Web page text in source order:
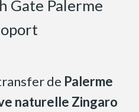
Gate Palerme
de Palerme
naturelle Zingaro